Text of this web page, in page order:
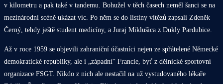
v kilometru a pak také v tandemu. Bohužel v těch časech neměl šanci se na
mezinárodní scéně ukázat víc. Po něm se do listiny vítězů zapsali Zdeněk
Černý, tehdy ještě student medicíny, a Juraj Miklušica z Dukly Pardubice.
Až v roce 1959 se objevili zahraniční účastníci nejen ze spřátelené Německé
demokratické republiky, ale i „západní“ Francie, byť z dělnické sportovní
organizace FSGT. Nikdo z nich ale nestačil na už vystudovaného lékaře